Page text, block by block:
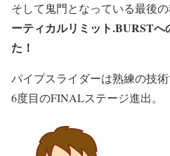
そして鬼門となっている最後
ーティカルリミット.BURST
た！
パイプスライダーは熟練の技
6度目のFINALステージ進出。